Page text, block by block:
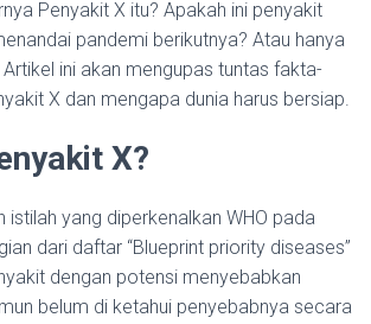
Penyakit X itu? Apakah ini penyakit
pandemi berikutnya? Atau hanya
ini akan mengupas tuntas fakta-
X dan mengapa dunia harus bersiap.
X?
istilah yang diperkenalkan WHO pada
dari daftar “Blueprint priority diseases”
dengan potensi menyebabkan
belum di ketahui penyebabnya secara